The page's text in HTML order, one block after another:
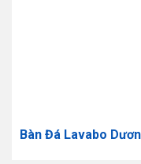
Bàn Đá Lavabo